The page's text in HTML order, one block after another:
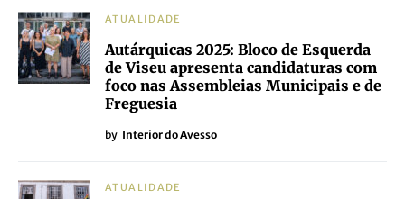
ATUALIDADE
Autárquicas 2025: Bloco de Esquerda
de Viseu apresenta candidaturas com
foco nas Assembleias Municipais e de
Freguesia
by Interior do Avesso
ATUALIDADE